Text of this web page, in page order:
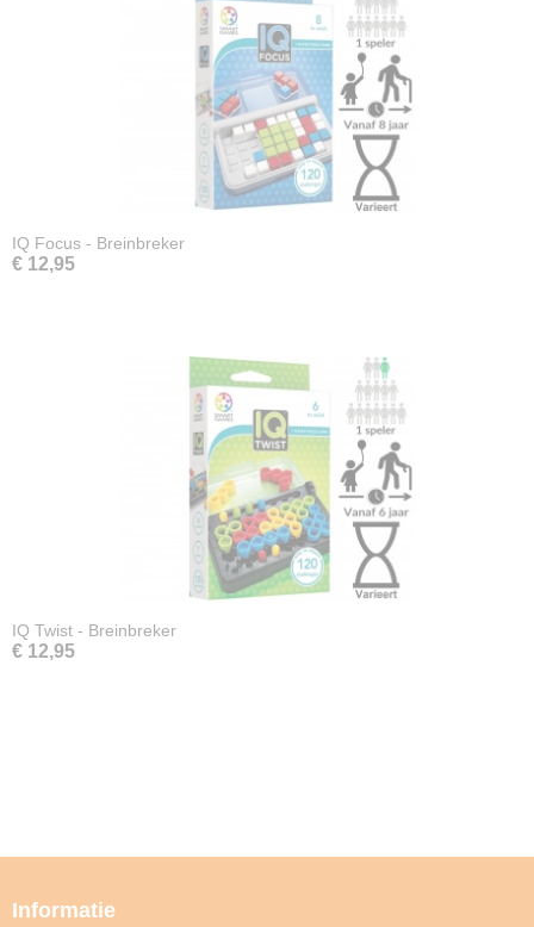
IQ Focus - Breinbreker
€ 12,95
IQ Twist - Breinbreker
€ 12,95
Informatie